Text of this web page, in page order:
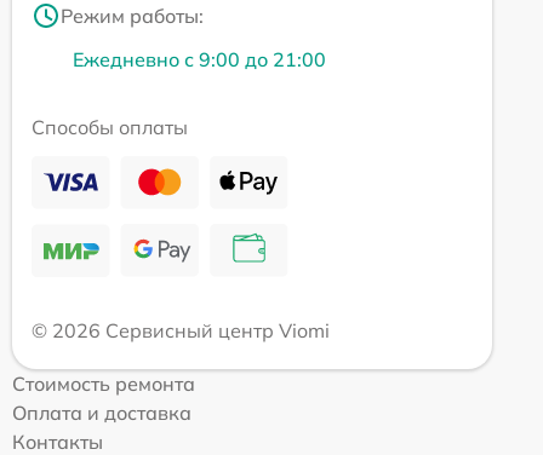
Режим работы:
Ежедневно с 9:00 до 21:00
Способы оплаты
© 2026 Сервисный центр Viomi
Стоимость ремонта
Оплата и доставка
Контакты